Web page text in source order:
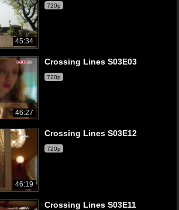
45:34
720p
46:27
Crossing Lines S03E03
720p
46:19
Crossing Lines S03E12
720p
Crossing Lines S03E11